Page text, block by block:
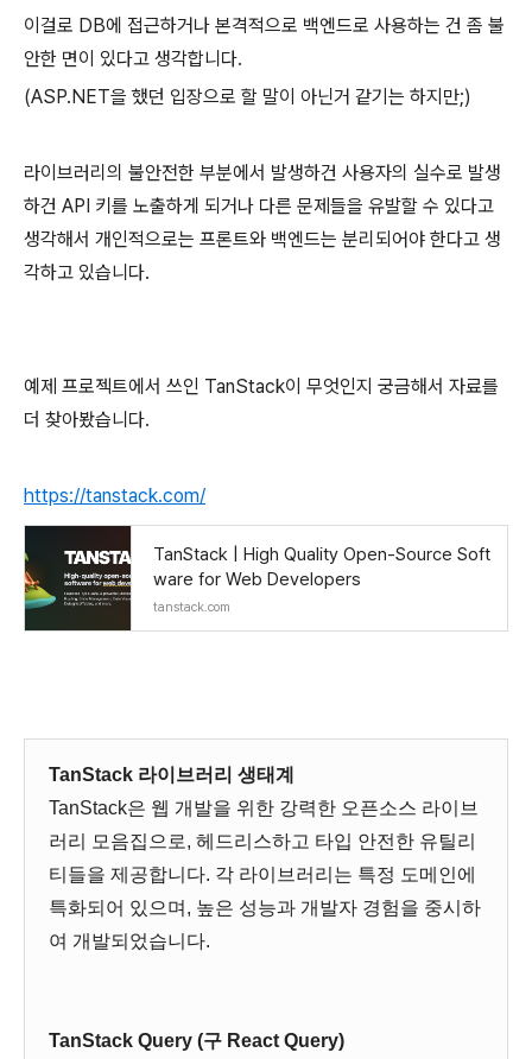
이걸로 DB에 접근하거나 본격적으로 백엔드로 사용하는 건 좀 불
안한 면이 있다고 생각합니다.
(ASP.NET을 했던 입장으로 할 말이 아닌거 같기는 하지만;)
라이브러리의 불안전한 부분에서 발생하건 사용자의 실수로 발생
하건 API 키를 노출하게 되거나 다른 문제들을 유발할 수 있다고
생각해서 개인적으로는 프론트와 백엔드는 분리되어야 한다고 생
각하고 있습니다.
예제 프로젝트에서 쓰인 TanStack이 무엇인지 궁금해서 자료를
더 찾아봤습니다.
https://tanstack.com/
TanStack | High Quality Open-Source Soft
ware for Web Developers
tanstack.com
TanStack 라이브러리 생태계
TanStack은 웹 개발을 위한 강력한 오픈소스 라이브
러리 모음집으로, 헤드리스하고 타입 안전한 유틸리
티들을 제공합니다. 각 라이브러리는 특정 도메인에
특화되어 있으며, 높은 성능과 개발자 경험을 중시하
여 개발되었습니다.
TanStack Query (구 React Query)